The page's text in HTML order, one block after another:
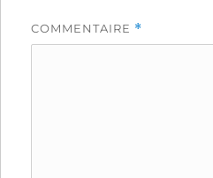
COMMENTAIRE *